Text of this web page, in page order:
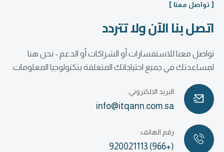
[ تواصل معنا ]
اتصل بنا الآن ولا تتردد
تواصل معنا للاستفسارات أو الشراكات أو الدعم - نحن هنا
لمساعدتك في جميع احتياجاتك المتعلقة بتكنولوجيا المعلومات.
البريد الالكتروني:
info@itqann.com.sa
رقم الهاتف:
(+966) 920021113